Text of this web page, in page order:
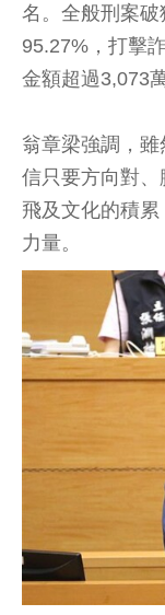
名。全般刑案
95.27%，打擊
金額超過3,073
翁章梁強調，
信只要方向對
飛及文化的積
力量。